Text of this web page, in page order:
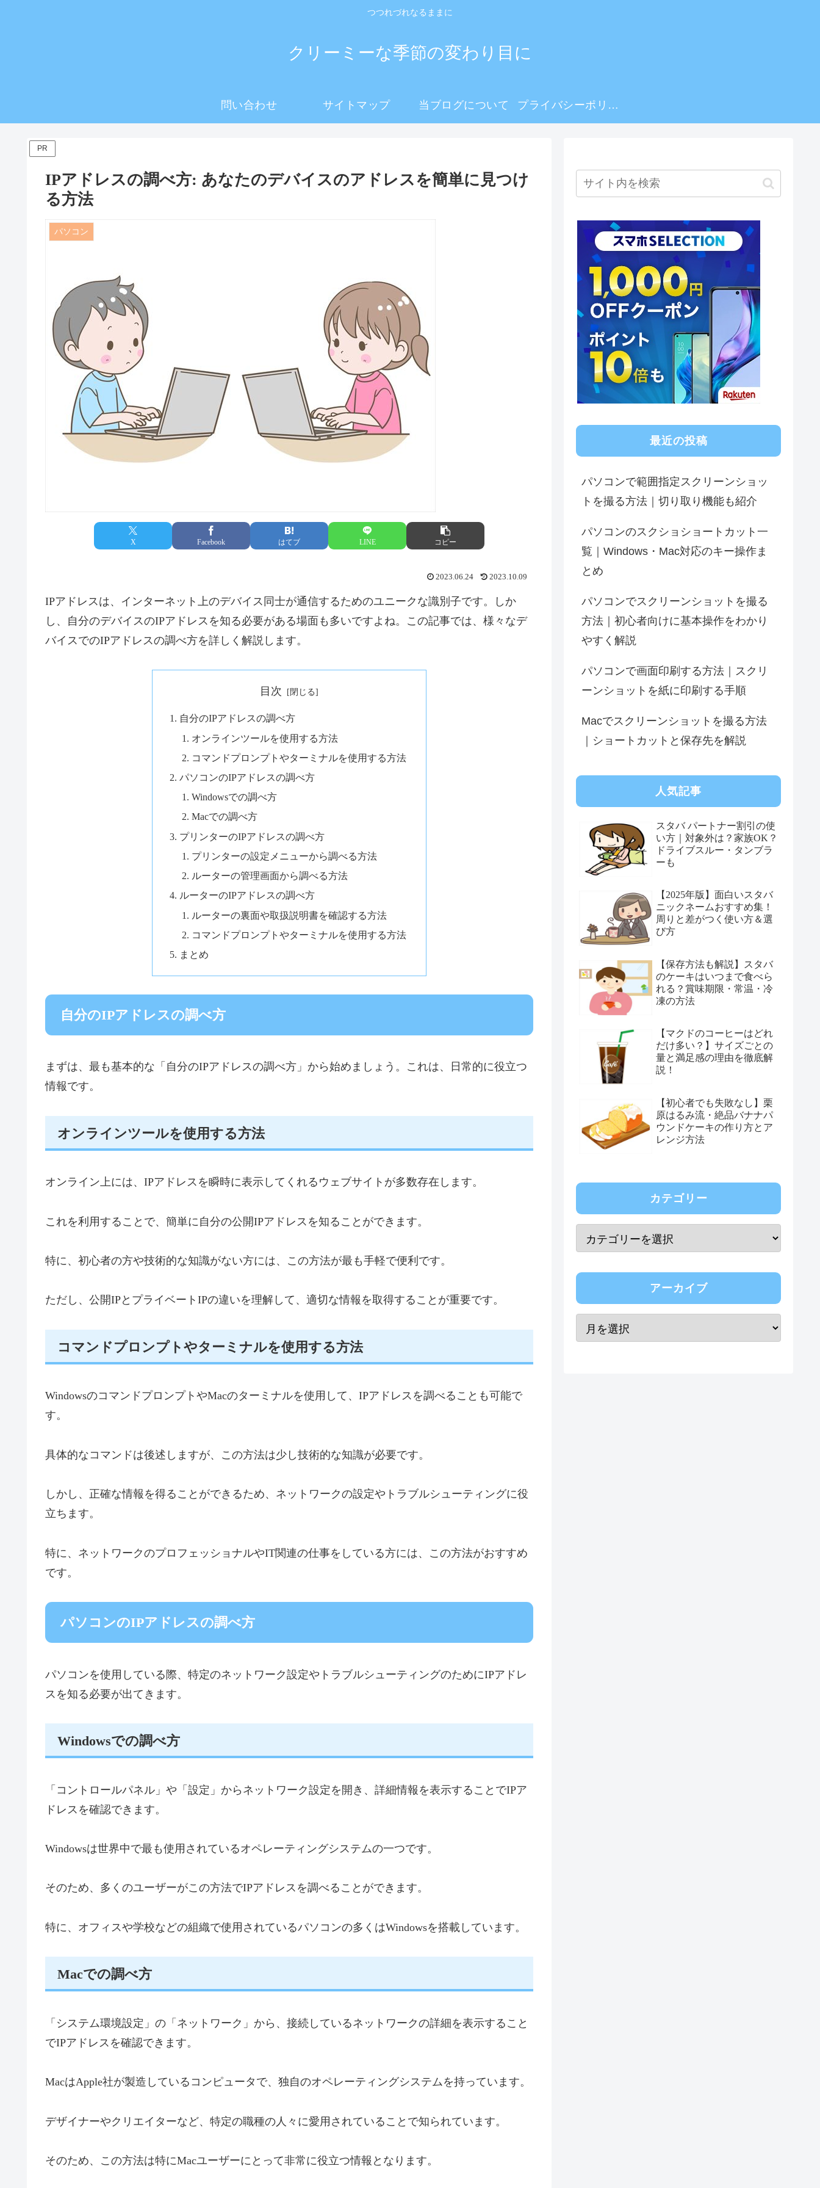
つつれづれなるままに
クリーミーな季節の変わり目に
問い合わせ サイトマップ 当ブログについて プライバシーポリシー
PR
IPアドレスの調べ方: あなたのデバイスのアドレスを簡単に見つけ
る方法
パソコン
X Facebook はてブ LINE コピー
2023.06.24 2023.10.09
IPアドレスは、インターネット上のデバイス同士が通信するためのユニークな識別子です。しか
し、自分のデバイスのIPアドレスを知る必要がある場面も多いですよね。この記事では、様々なデ
バイスでのIPアドレスの調べ方を詳しく解説します。
目次
自分のIPアドレスの調べ方
オンラインツールを使用する方法
コマンドプロンプトやターミナルを使用する方法
パソコンのIPアドレスの調べ方
Windowsでの調べ方
Macでの調べ方
プリンターのIPアドレスの調べ方
プリンターの設定メニューから調べる方法
ルーターの管理画面から調べる方法
ルーターのIPアドレスの調べ方
ルーターの裏面や取扱説明書を確認する方法
コマンドプロンプトやターミナルを使用する方法
まとめ
自分のIPアドレスの調べ方
まずは、最も基本的な「自分のIPアドレスの調べ方」から始めましょう。これは、日常的に役立つ
情報です。
オンラインツールを使用する方法
オンライン上には、IPアドレスを瞬時に表示してくれるウェブサイトが多数存在します。
これを利用することで、簡単に自分の公開IPアドレスを知ることができます。
特に、初心者の方や技術的な知識がない方には、この方法が最も手軽で便利です。
ただし、公開IPとプライベートIPの違いを理解して、適切な情報を取得することが重要です。
コマンドプロンプトやターミナルを使用する方法
WindowsのコマンドプロンプトやMacのターミナルを使用して、IPアドレスを調べることも可能で
す。
具体的なコマンドは後述しますが、この方法は少し技術的な知識が必要です。
しかし、正確な情報を得ることができるため、ネットワークの設定やトラブルシューティングに役
立ちます。
特に、ネットワークのプロフェッショナルやIT関連の仕事をしている方には、この方法がおすすめ
です。
パソコンのIPアドレスの調べ方
パソコンを使用している際、特定のネットワーク設定やトラブルシューティングのためにIPアドレ
スを知る必要が出てきます。
Windowsでの調べ方
「コントロールパネル」や「設定」からネットワーク設定を開き、詳細情報を表示することでIPア
ドレスを確認できます。
Windowsは世界中で最も使用されているオペレーティングシステムの一つです。
そのため、多くのユーザーがこの方法でIPアドレスを調べることができます。
特に、オフィスや学校などの組織で使用されているパソコンの多くはWindowsを搭載しています。
Macでの調べ方
「システム環境設定」の「ネットワーク」から、接続しているネットワークの詳細を表示すること
でIPアドレスを確認できます。
MacはApple社が製造しているコンピュータで、独自のオペレーティングシステムを持っています。
デザイナーやクリエイターなど、特定の職種の人々に愛用されていることで知られています。
そのため、この方法は特にMacユーザーにとって非常に役立つ情報となります。
最近の投稿
パソコンで範囲指定スクリーンショッ
トを撮る方法｜切り取り機能も紹介
パソコンのスクショショートカット一
覧｜Windows・Mac対応のキー操作ま
とめ
パソコンでスクリーンショットを撮る
方法｜初心者向けに基本操作をわかり
やすく解説
パソコンで画面印刷する方法｜スクリ
ーンショットを紙に印刷する手順
Macでスクリーンショットを撮る方法
｜ショートカットと保存先を解説
人気記事
スタバ パートナー割引の使
い方｜対象外は？家族OK？
ドライブスルー・タンブラ
ーも
【2025年版】面白いスタバ
ニックネームおすすめ集！
周りと差がつく使い方＆選
び方
【保存方法も解説】スタバ
のケーキはいつまで食べら
れる？賞味期限・常温・冷
凍の方法
【マクドのコーヒーはどれ
だけ多い？】サイズごとの
量と満足感の理由を徹底解
説！
【初心者でも失敗なし】栗
原はるみ流・絶品バナナパ
ウンドケーキの作り方とア
レンジ方法
カテゴリー
アーカイブ